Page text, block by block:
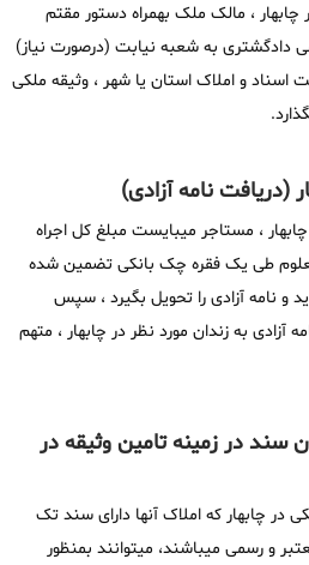
چابهار ، مالک ملک بهمراه دستور مقتم
دادگشتری به شعبه نیابت (درصورت نیاز)
اسناد و املاک استان یا شهر ، وثیقه ملکی
چابهار ، مستاجر میبایست مبلغ کل اجراه
معلوم طی یک فقره چک بانکی تضمین شده
و نامه آزادی را تحویل بگیرد ، سپس
آزادی به زندان مورد نظر در چابهار ، متهم
سند در زمینه تامین وثیقه در
در چابهار که املاک آنها دارای سند تک
معتبر و رسمی میباشند، میتوانند بمنظور